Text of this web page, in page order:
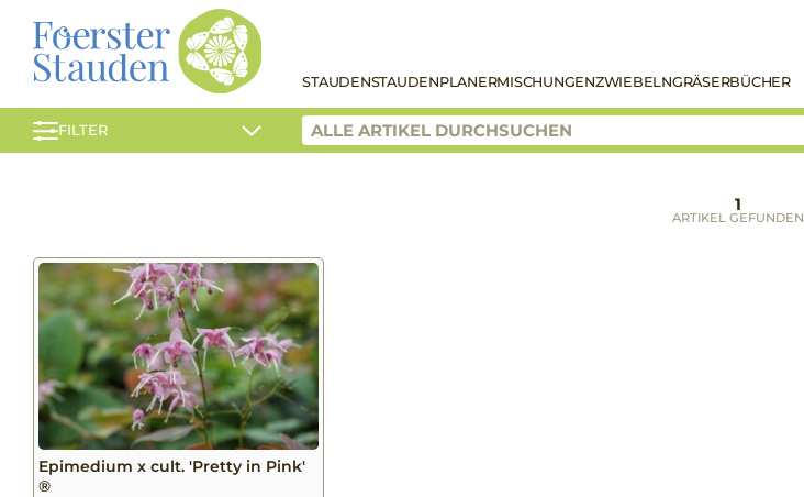
STAUDENSTAUDENPLANERMISCHUNGENZWIEBELNGRÄSERBÜCHER
FILTER
1
ARTIKEL GEFUNDEN
Epimedium x cult. 'Pretty in Pink'
®